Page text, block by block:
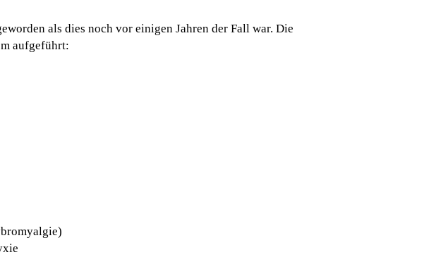
als dies noch vor einigen Jahren der Fall war. Die
aufgeführt: